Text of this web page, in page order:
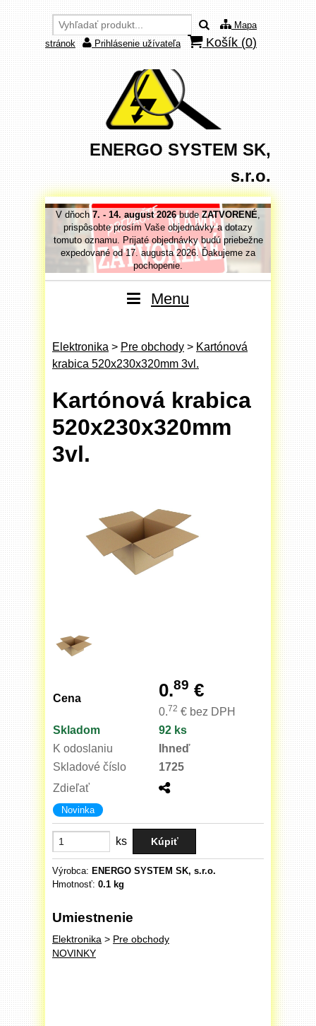
Mapa
stránok
Prihlásenie užívateľa Košík (0)
ENERGO SYSTEM SK,
s.r.o.
,
za
V dňoch 7. - 14. august 2026bude ZATVORENÉ,
prispôsobte prosím Vaše objednávky a dotazy
tomuto oznamu. Prijaté objednávky budú priebežne
expedované od 17. augusta 2026. Ďakujeme za
pochopenie.
V
tomuto
Menu
Elektronika > Pre obchody > Kartónová
krabica 520x230x320mm 3vl.
Kartónová krabica
520x230x320mm
3vl.
Cena 0.89 €
0.72 € bez DPH
Skladom
92 ks
K odoslaniu
Ihneď
Skladové číslo
1725
Zdieľať
Novinka
ks
Výrobca: ENERGO SYSTEM SK, s.r.o.
Hmotnosť: 0.1 kg
Umiestnenie
Elektronika > Pre obchody
NOVINKY